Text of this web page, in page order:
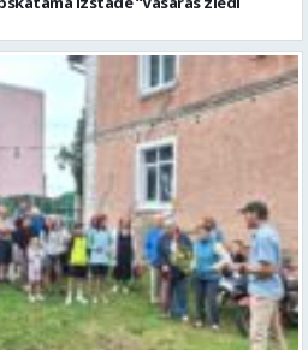
ar Krāču kakta svētkiem